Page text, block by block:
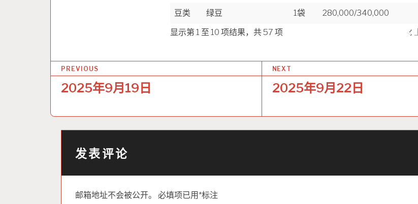
豆类 绿豆 1袋
280,000/340,000
显示第 1 至 10 项结果，共 57 项
文
章
航
PREVIOUS
2025年9月19日
NEXT
2025年9月22日
发表评论
邮箱地址不会被公开。 必填项已用 *标注